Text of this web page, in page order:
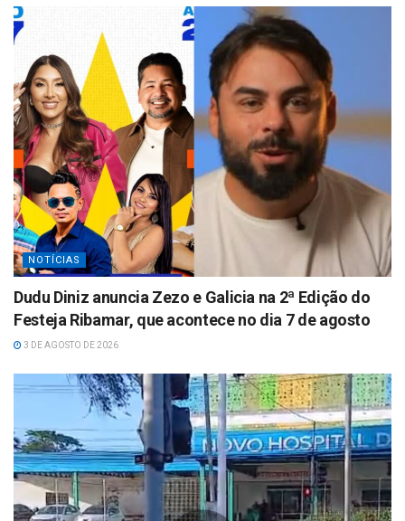
NOTÍCIAS
Dudu Diniz anuncia Zezo e Galicia na 2ª Edição do
Festeja Ribamar, que acontece no dia 7 de agosto
3 DE AGOSTO DE 2026